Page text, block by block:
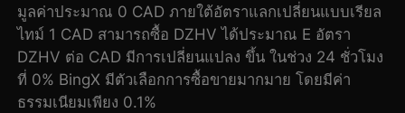
มูลค่าประมาณ 0 CAD ภายใต้อัตราแลกเปลี่ยนแบบเรียล
ไทม์ 1 CAD สามารถซื้อ DZHV ได้ประมาณ E อัตรา
DZHV ต่อ CAD มีการเปลี่ยนแปลง ขึ้น ในช่วง 24 ชั่วโมง
ที่ 0% BingX มีตัวเลือกการซื้อขายมากมาย โดยมีค่า
ธรรมเนียมเพียง 0.1%